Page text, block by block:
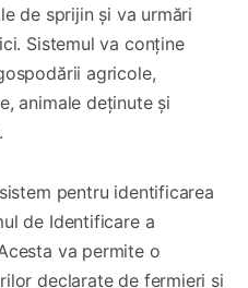
de sprijin și va urmări
Sistemul va conține
agricole,
animale deținute și
pentru identificarea
de Identificare a
va permite o
declarate de fermieri și